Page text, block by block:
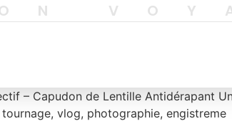
– Capudon de Lentille Antidérapant
vlog, photographie, engistreme